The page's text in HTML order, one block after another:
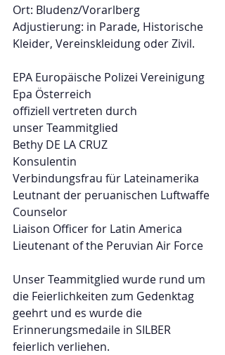
Ort: Bludenz/Vorarlberg
Adjustierung: in Parade, Historische
Kleider, Vereinskleidung oder Zivil.
EPA Europäische Polizei Vereinigung
Epa Österreich
offiziell vertreten durch
unser Teammitglied
Bethy DE LA CRUZ
Konsulentin
Verbindungsfrau für Lateinamerika
Leutnant der peruanischen Luftwaffe
Counselor
Liaison Officer for Latin America
Lieutenant of the Peruvian Air Force
Unser Teammitglied wurde rund um
die Feierlichkeiten zum Gedenktag
geehrt und es wurde die
Erinnerungsmedaile in SILBER
feierlich verliehen.